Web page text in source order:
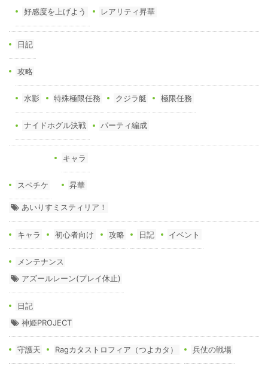
好感度を上げよう レアリティ昇華
日記
攻略
水影 特殊極限任務 クジラ艇 極限任務
ナイドホグル決戦 パーティ編成
スペチケ
キャラ
昇華
あいりすミスティリア！
キャラ 初心者向け 攻略 日記 イベント
メンテナンス
アズールレーン(プレイ休止)
日記
神姫PROJECT
守護天 Ragカタストロフィア（つよカタ） 兵仗の戦場